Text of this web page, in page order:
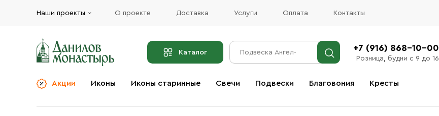
Наши проекты О проекте Доставка Услуги Оплата Контакты
Каталог +7 (916) 868-10-00
Розница, будни с 9 до 16
Акции Иконы Иконы старинные Свечи Подвески Благовония Кресты
Бренды